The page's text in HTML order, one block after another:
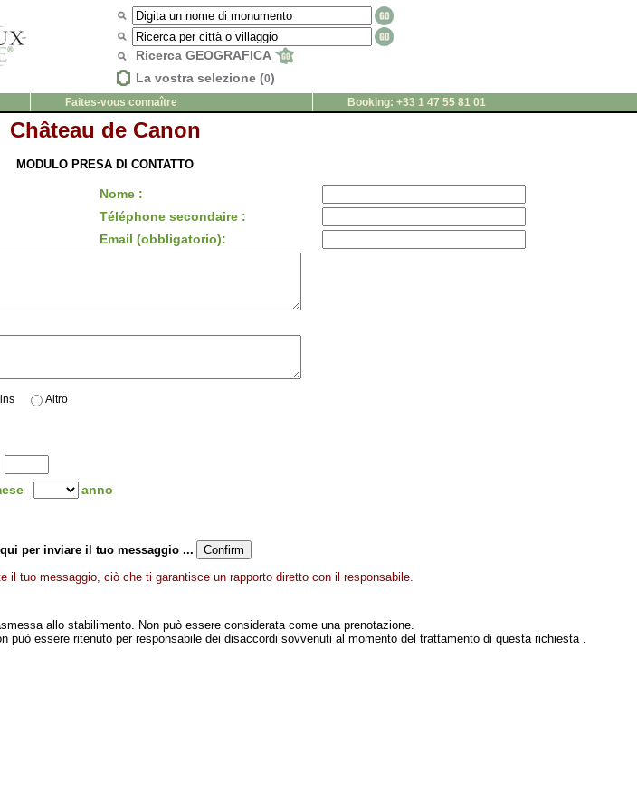
Ricerca GEOGRAFICA
La vostra selezione (0)
Faites-vous connaître
Booking: +33 1 47 55 81 01
Château de Canon
MODULO PRESA DI CONTATTO
Nome :
Téléphone secondaire :
Email (obbligatorio):
Altro
anno
per inviare il tuo messaggio ...
il tuo messaggio, ciò che ti garantisce un rapporto diretto con il responsabile.
allo stabilimento. Non può essere considerata come una prenotazione.
può essere ritenuto per responsabile dei disaccordi sovvenuti al momento del trattamento di questa richiesta .